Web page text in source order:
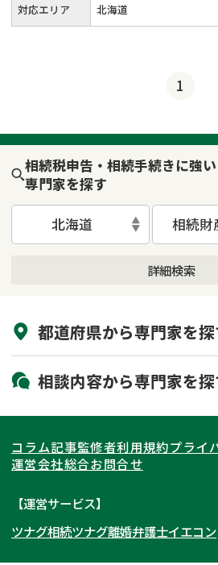
対応エリア 北海道
1
相続税申告・相続手続きに強い
専門家を探す
北海道 相続財
詳細検索
初回相談無料
都道府県から専門家を
北海道・東北
北海道 青
岩手県 宮
秋田県
福島県
関東
東京都 神
埼玉県
茨城県 群
東海
愛知県
岐阜県 山
関西
大阪府 京
北陸・甲信越
相談内容から専門家を
相続登記
遺産
相続手続き
家族信託
成年
コラム記事監修者利用規約プライ
運営会社総合お問合せ
【運営サービス】
ツナグ相続ツナグ離婚弁護士イエコン